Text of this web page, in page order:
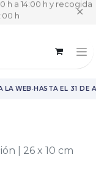
h a 14:00 h y recogida
h
✕
LA WEB·HASTA EL 31 DE
| 26 x 10 cm